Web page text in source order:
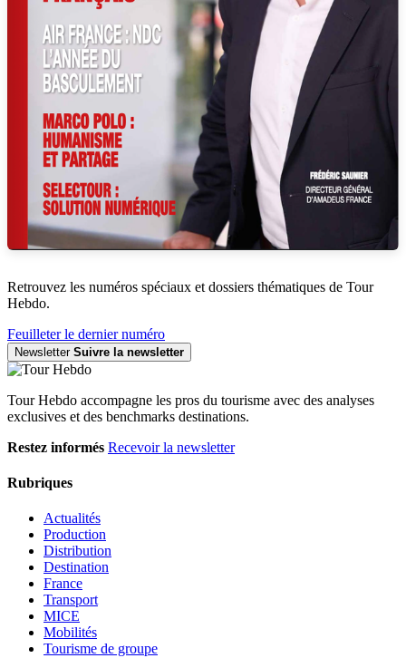
Retrouvez les numéros spéciaux et dossiers thématiques de Tour
Hebdo.
Feuilleter le dernier numéro
Newsletter Suivre la newsletter
Tour Hebdo accompagne les pros du tourisme avec des analyses
exclusives et des benchmarks destinations.
Restez informés Recevoir la newsletter
Rubriques
Actualités
Production
Distribution
Destination
France
Transport
MICE
Mobilités
Tourisme de groupe